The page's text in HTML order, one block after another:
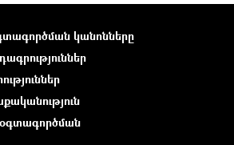
կանոնները
օգտագործման